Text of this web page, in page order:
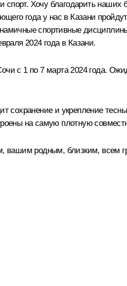
Хочу благодарить наших
года у нас в Казани
спортивные
2024 года в Казани.
с 1 по 7 марта 2024 года.
сохранение и укрепление
на самую плотную
вашим родным, близким, всем